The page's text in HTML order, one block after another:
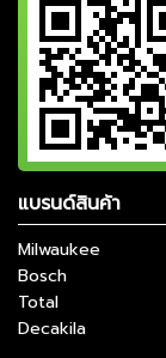
แบรนด์สินค้า
Milwaukee
Bosch
Total
Decakila